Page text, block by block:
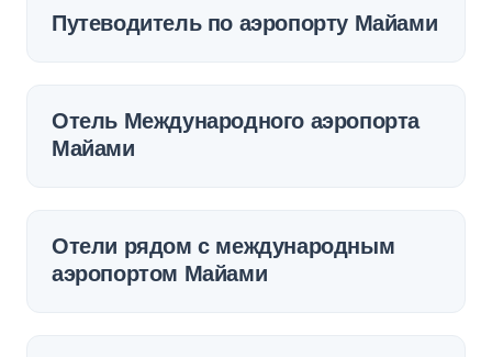
Путеводитель по аэропорту Майами
Отель Международного аэропорта
Майами
Отели рядом с международным
аэропортом Майами